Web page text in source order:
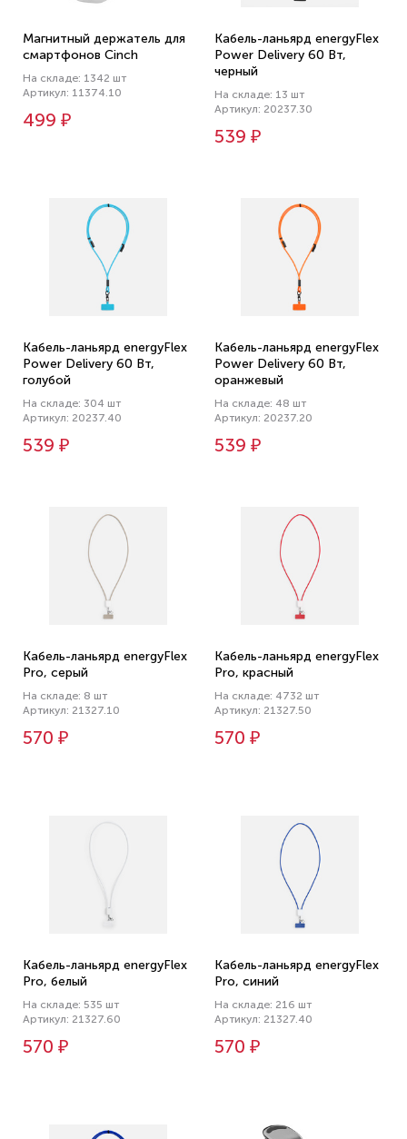
Магнитный держатель для
смартфонов Cinch
На складе: 1342 шт
Артикул: 11374.10
499 ₽
Кабель-ланьярд energyFlex
Power Delivery 60 Вт,
черный
На складе: 13 шт
Артикул: 20237.30
539 ₽
Кабель-ланьярд energyFlex
Power Delivery 60 Вт,
голубой
На складе: 304 шт
Артикул: 20237.40
539 ₽
Кабель-ланьярд energyFlex
Power Delivery 60 Вт,
оранжевый
На складе: 48 шт
Артикул: 20237.20
539 ₽
Кабель-ланьярд energyFlex
Pro, серый
На складе: 8 шт
Артикул: 21327.10
570 ₽
Кабель-ланьярд energyFlex
Pro, красный
На складе: 4732 шт
Артикул: 21327.50
570 ₽
Кабель-ланьярд energyFlex
Pro, белый
На складе: 535 шт
Артикул: 21327.60
570 ₽
Кабель-ланьярд energyFlex
Pro, синий
На складе: 216 шт
Артикул: 21327.40
570 ₽